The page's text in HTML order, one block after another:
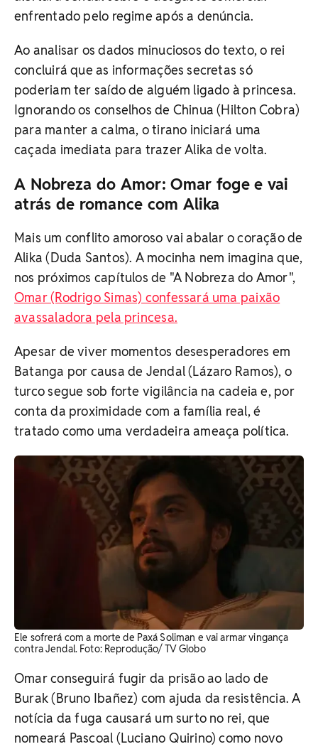
enfrentado pelo regime após a denúncia.
Ao analisar os dados minuciosos do texto, o rei
concluirá que as informações secretas só
poderiam ter saído de alguém ligado à princesa.
Ignorando os conselhos de Chinua (Hilton Cobra)
para manter a calma, o tirano iniciará uma
caçada imediata para trazer Alika de volta.
A Nobreza do Amor: Omar foge e vai
atrás de romance com Alika
Mais um conflito amoroso vai abalar o coração de
Alika (Duda Santos). A mocinha nem imagina que,
nos próximos capítulos de "A Nobreza do Amor",
Omar (Rodrigo Simas) confessará uma paixão
avassaladora pela princesa.
Apesar de viver momentos desesperadores em
Batanga por causa de Jendal (Lázaro Ramos), o
turco segue sob forte vigilância na cadeia e, por
conta da proximidade com a família real, é
tratado como uma verdadeira ameaça política.
Ele sofrerá com a morte de Paxá Soliman e vai armar vingança
contra Jendal. Foto: Reprodução/ TV Globo
Omar conseguirá fugir da prisão ao lado de
Burak (Bruno Ibañez) com ajuda da resistência. A
notícia da fuga causará um surto no rei, que
nomeará Pascoal (Luciano Quirino) como novo